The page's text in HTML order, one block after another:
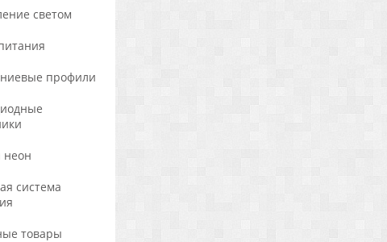
светом
профили
неон
система
товары